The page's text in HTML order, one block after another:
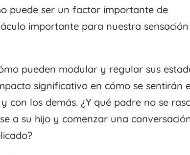
puede ser un factor importante de
importante para nuestra
pueden modular y regular sus
significativo en cómo se sentirán
con los demás. ¿Y qué padre no se
a su hijo y comenzar una